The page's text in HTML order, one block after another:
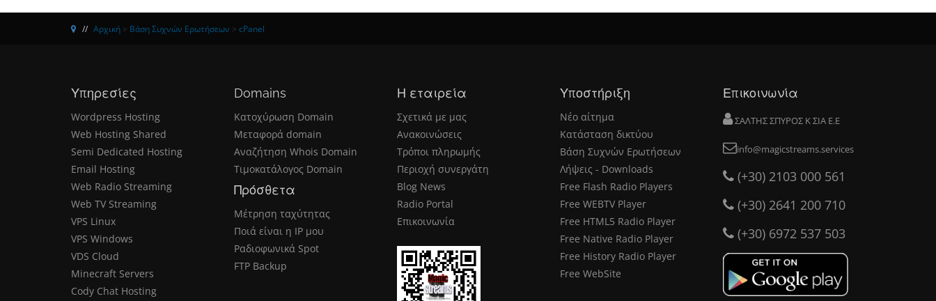
Αρχική > Βάση Συχνών Ερωτήσεων > cPanel
Υπηρεσίες
Wordpress Hosting
Web Hosting Shared
Semi Dedicated Hosting
Email Hosting
Web Radio Streaming
Web TV Streaming
VPS Linux
VPS Windows
VDS Cloud
Minecraft Servers
Cody Chat Hosting
Domains
Κατοχύρωση Domain
Μεταφορά domain
Αναζήτηση Whois Domain
Τιμοκατάλογος Domain
Πρόσθετα
Μέτρηση ταχύτητας
Ποιά είναι η IP μου
Ραδιοφωνικά Spot
FTP Backup
Η εταιρεία
Σχετικά με μας
Ανακοινώσεις
Τρόποι πληρωμής
Περιοχή συνεργάτη
Blog News
Radio Portal
Επικοινωνία
Υποστήριξη
Νέο αίτημα
Κατάσταση δικτύου
Βάση Συχνών Ερωτήσεων
Λήψεις - Downloads
Free Flash Radio Players
Free WEBTV Player
Free HTML5 Radio Player
Free Native Radio Player
Free History Radio Player
Free WebSite
Επικοινωνία
ΣΑΛΤΗΣ ΣΠΥΡΟΣ Κ ΣΙΑ Ε.Ε
info@magicstreams.services
(+30) 2103 000 561
(+30) 2641 200 710
(+30) 6972 537 503